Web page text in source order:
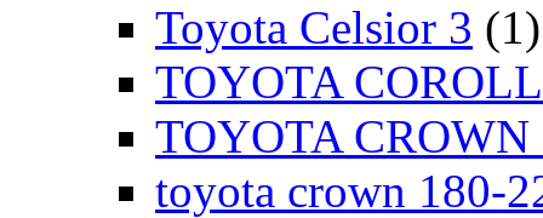
Toyota Celsior 3 (1)
TOYOTA
TOYOTA CROWN
toyota crown 180-